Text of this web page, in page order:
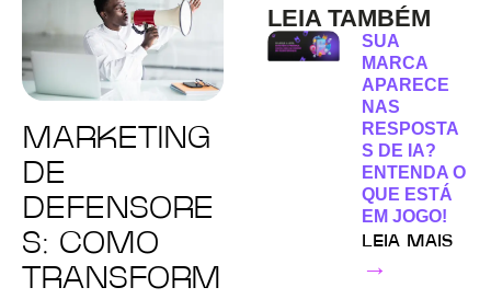
MARKETING
DE
DEFENSORE
S: COMO
TRANSFORM
LEIA TAMBÉM
SUA
MARCA
APARECE
NAS
RESPOSTA
S DE IA?
ENTENDA O
QUE ESTÁ
EM JOGO!
LEIA MAIS
→